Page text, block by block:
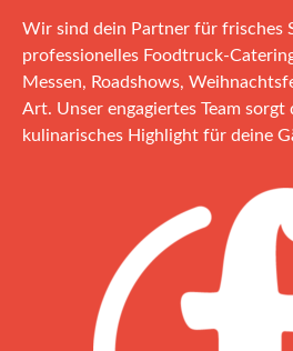
Wir sind dein Partner für frisches
professionelles
Messen, Roadshows,
Art. Unser engagiertes Team
kulinarisches Highlight für deine